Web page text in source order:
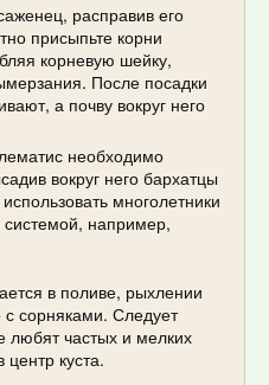
расправив его
присыпьте корни
корневую шейку,
После посадки
а почву вокруг него
необходимо
вокруг него бархатцы
многолетники
системой, например,
в поливе, рыхлении
сорняками. Следует
любят частых и мелких
куста.